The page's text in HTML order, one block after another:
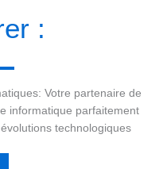
:
Votre partenaire de
informatique parfaitement
technologiques